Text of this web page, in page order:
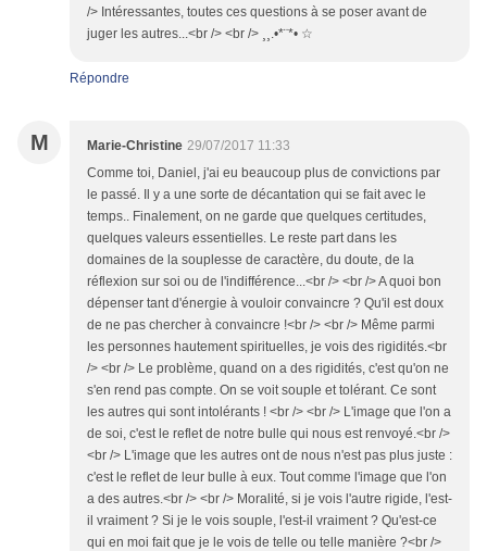
/> Intéressantes, toutes ces questions à se poser avant de
juger les autres...<br /> <br /> ¸¸.•*¨*• ☆
Répondre
M Marie-Christine 29/07/2017 11:33
Comme toi, Daniel, j'ai eu beaucoup plus de convictions par
le passé. Il y a une sorte de décantation qui se fait avec le
temps.. Finalement, on ne garde que quelques certitudes,
quelques valeurs essentielles. Le reste part dans les
domaines de la souplesse de caractère, du doute, de la
réflexion sur soi ou de l'indifférence...<br /> <br /> A quoi bon
dépenser tant d'énergie à vouloir convaincre ? Qu'il est doux
de ne pas chercher à convaincre !<br /> <br /> Même parmi
les personnes hautement spirituelles, je vois des rigidités.<br
/> <br /> Le problème, quand on a des rigidités, c'est qu'on ne
s'en rend pas compte. On se voit souple et tolérant. Ce sont
les autres qui sont intolérants ! <br /> <br /> L'image que l'on a
de soi, c'est le reflet de notre bulle qui nous est renvoyé.<br />
<br /> L'image que les autres ont de nous n'est pas plus juste :
c'est le reflet de leur bulle à eux. Tout comme l'image que l'on
a des autres.<br /> <br /> Moralité, si je vois l'autre rigide, l'est-
il vraiment ? Si je le vois souple, l'est-il vraiment ? Qu'est-ce
qui en moi fait que je le vois de telle ou telle manière ?<br />